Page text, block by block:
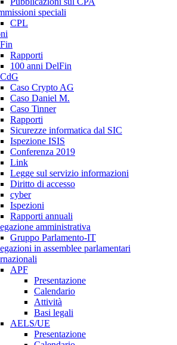
speciali
CPL
Rapporti
100 anni DelFin
Caso Crypto AG
Caso Daniel M.
Caso Tinner
Rapporti
Sicurezze informatica dal SIC
Ispezione ISIS
Conferenza 2019
Link
Legge sul servizio informazioni
Diritto di accesso
cyber
Ispezioni
Rapporti annuali
amministrativa
Gruppo Parlamento-IT
in assemblee parlamentari
APF
Presentazione
Calendario
Attività
Basi legali
AELS/UE
Presentazione